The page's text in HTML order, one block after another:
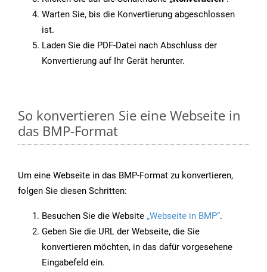
Warten Sie, bis die Konvertierung abgeschlossen
ist.
Laden Sie die PDF-Datei nach Abschluss der
Konvertierung auf Ihr Gerät herunter.
So konvertieren Sie eine Webseite in
das BMP-Format
Um eine Webseite in das BMP-Format zu konvertieren,
folgen Sie diesen Schritten:
Besuchen Sie die Website „Webseite in BMP“.
Geben Sie die URL der Webseite, die Sie
konvertieren möchten, in das dafür vorgesehene
Eingabefeld ein.